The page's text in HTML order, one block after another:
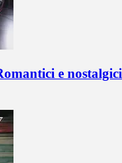
e nostalgici